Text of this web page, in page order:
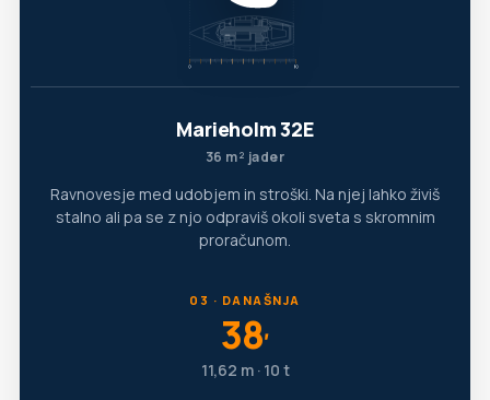
Marieholm 32E
36 m² jader
Ravnovesje med udobjem in stroški. Na njej lahko živiš
stalno ali pa se z njo odpraviš okoli sveta s skromnim
proračunom.
03 · DANAŠNJA
38′
11,62 m · 10 t